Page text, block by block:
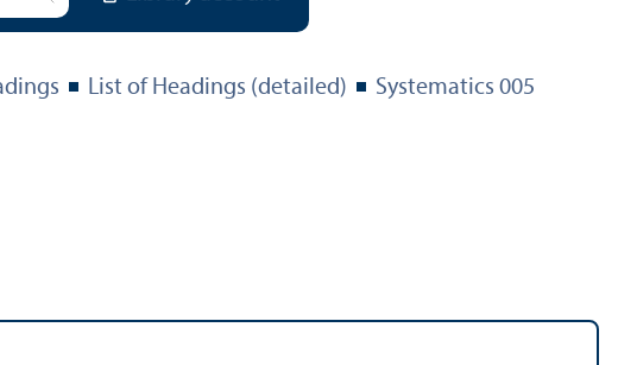
List of Headings (detailed) Systematics 005